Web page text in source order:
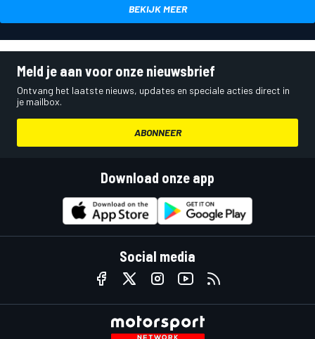
BEKIJK MEER
Meld je aan voor onze nieuwsbrief
Ontvang het laatste nieuws, updates en speciale acties direct in
je mailbox.
ABONNEER
Download onze app
Social media